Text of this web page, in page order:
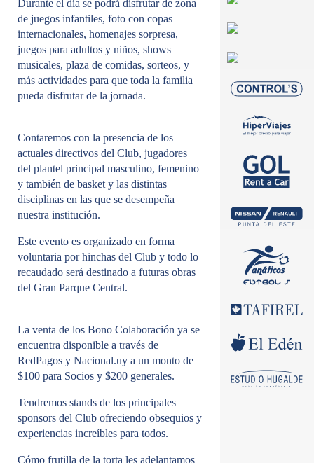
Durante el día se podrá disfrutar de zona
de juegos infantiles, foto con copas
internacionales, homenajes sorpresa,
juegos para adultos y niños, shows
musicales, plaza de comidas, sorteos, y
más actividades para que toda la familia
pueda disfrutar de la jornada.
Contaremos con la presencia de los
actuales directivos del Club, jugadores
del plantel principal masculino, femenino
y también de basket y las distintas
disciplinas en las que se desempeña
nuestra institución.
Este evento es organizado en forma
voluntaria por hinchas del Club y todo lo
recaudado será destinado a futuras obras
del Gran Parque Central.
La venta de los Bono Colaboración ya se
encuentra disponible a través de
RedPagos y Nacional.uy a un monto de
$100 para Socios y $200 generales.
Tendremos stands de los principales
sponsors del Club ofreciendo obsequios y
experiencias increíbles para todos.
Cómo frutilla de la torta les adelantamos